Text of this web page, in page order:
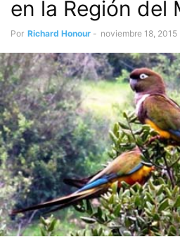
en la Región del
Por Richard Honour - noviembre 18, 2015